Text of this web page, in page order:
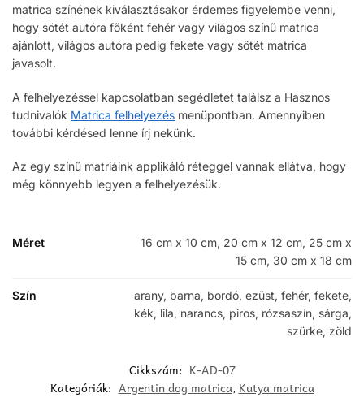
matrica színének kiválasztásakor érdemes figyelembe venni,
hogy sötét autóra főként fehér vagy világos színű matrica
ajánlott, világos autóra pedig fekete vagy sötét matrica
javasolt.
A felhelyezéssel kapcsolatban segédletet találsz a Hasznos
tudnivalók Matrica felhelyezés menüpontban. Amennyiben
további kérdésed lenne írj nekünk.
Az egy színű matriáink applikáló réteggel vannak ellátva, hogy
még könnyebb legyen a felhelyezésük.
Méret
16 cm x 10 cm, 20 cm x 12 cm, 25 cm x
15 cm, 30 cm x 18 cm
Szín
arany, barna, bordó, ezüst, fehér, fekete,
kék, lila, narancs, piros, rózsaszín, sárga,
szürke, zöld
Cikkszám: K-AD-07
Kategóriák: Argentin dog matrica, Kutya matrica